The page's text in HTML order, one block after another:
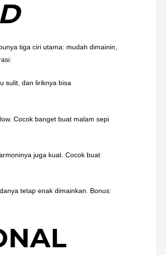
tiga ciri utama: mudah dimainin,
sulit, dan liriknya bisa
Cocok banget buat malam sepi
juga kuat. Cocok buat
tetap enak dimainkan. Bonus: